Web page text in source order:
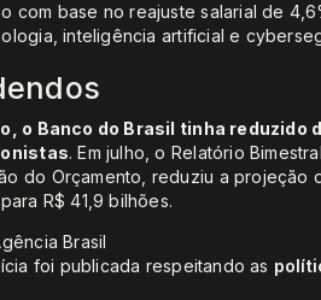
com base no reajuste salarial de
inteligência artificial e
o Banco do Brasil tinha
. Em julho, o Relatório
do Orçamento, reduziu a projeção
R$ 41,9 bilhões.
Brasil
foi publicada respeitando as